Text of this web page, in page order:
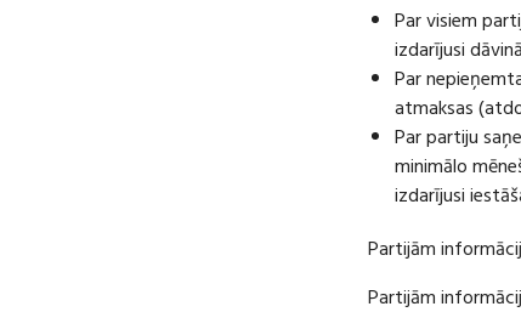
Par visiem
izdarījusi
Par
atmaksas
Par partiju
minimālo
izdarījusi
Partijām
Partijām